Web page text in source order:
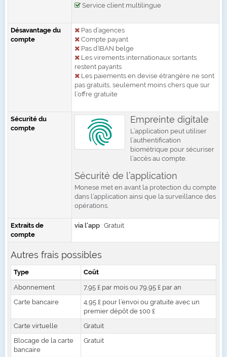
Service client multilingue
Désavantage du
compte
Pas d’agences
Compte payant
Pas d’IBAN belge
Les virements internationaux sortants
restent payants
Les paiements en devise étrangère ne sont
pas gratuits, seulement moins chers que sur
l’offre gratuite
Sécurité du
compte
Empreinte digitale
L’application peut utiliser
l’authentification
biométrique pour sécuriser
l’accès au compte.
Sécurité de l’application
Monese met en avant la protection du compte
dans l’application ainsi que la surveillance des
opérations.
Extraits de
compte
via l'app : Gratuit
Autres frais possibles
Type
Coût
Abonnement
7,95 £ par mois ou 79,95 £ par an
Carte bancaire
4,95 £ pour l’envoi ou gratuite avec un
premier dépôt de 100 £
Carte virtuelle
Gratuit
Blocage de la carte
bancaire
Gratuit